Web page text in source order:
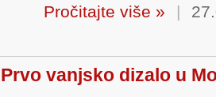
Pročitajte više » |
Prvo vanjsko dizalo u